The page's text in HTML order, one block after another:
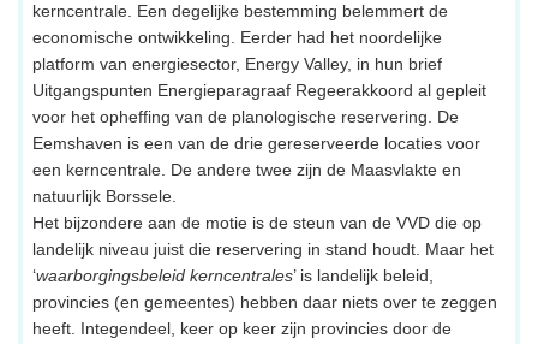
kerncentrale. Een degelijke bestemming belemmert de
economische ontwikkeling. Eerder had het noordelijke
platform van energiesector, Energy Valley, in hun brief
Uitgangspunten Energieparagraaf Regeerakkoord al gepleit
voor het opheffing van de planologische reservering. De
Eemshaven is een van de drie gereserveerde locaties voor
een kerncentrale. De andere twee zijn de Maasvlakte en
natuurlijk Borssele.
Het bijzondere aan de motie is de steun van de VVD die op
landelijk niveau juist die reservering in stand houdt. Maar het
‘waarborgingsbeleid kerncentrales’ is landelijk beleid,
provincies (en gemeentes) hebben daar niets over te zeggen
heeft. Integendeel, keer op keer zijn provincies door de